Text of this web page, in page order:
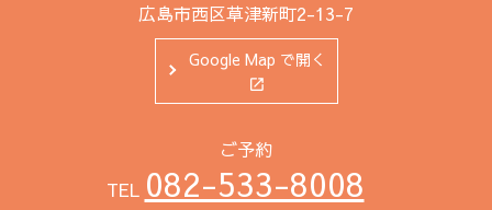
広島市西区草津新町2-13-7
Google Map で開く
ご予約
TEL 082-533-8008